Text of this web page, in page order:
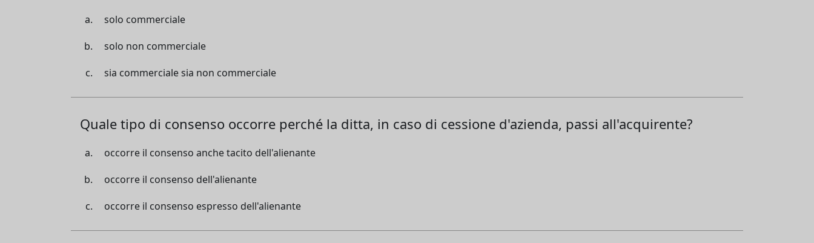
solo commerciale
solo non commerciale
sia commerciale sia non commerciale
Quale tipo di consenso occorre perché la ditta, in caso di cessione d'azienda, passi all'acquirente?
occorre il consenso anche tacito dell'alienante
occorre il consenso dell'alienante
occorre il consenso espresso dell'alienante